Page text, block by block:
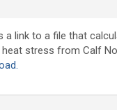
a link to a file that
heat stress from Calf